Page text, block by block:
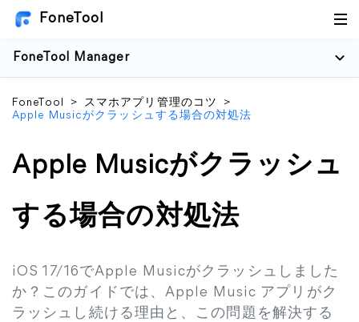
FoneTool
FoneTool Manager
FoneTool > スマホアプリ管理のコツ
>
Apple Musicがクラッシュする場合の対処法
Apple Musicがクラッシュ
する場合の対処法
iOS 17/16でApple Musicがクラッシュしました
か？このガイドでは、Apple Music アプリがク
ラッシュし続ける理由と、この問題を解決する